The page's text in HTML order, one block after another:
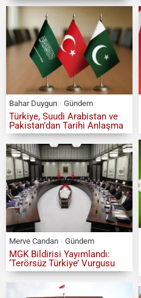
Bahar Duygun Gündem
Türkiye, Suudi Arabistan ve
Pakistan’dan Tarihi Anlaşma
Merve Candan Gündem
MGK Bildirisi Yayımlandı:
‘Terörsüz Türkiye’ Vurgusu